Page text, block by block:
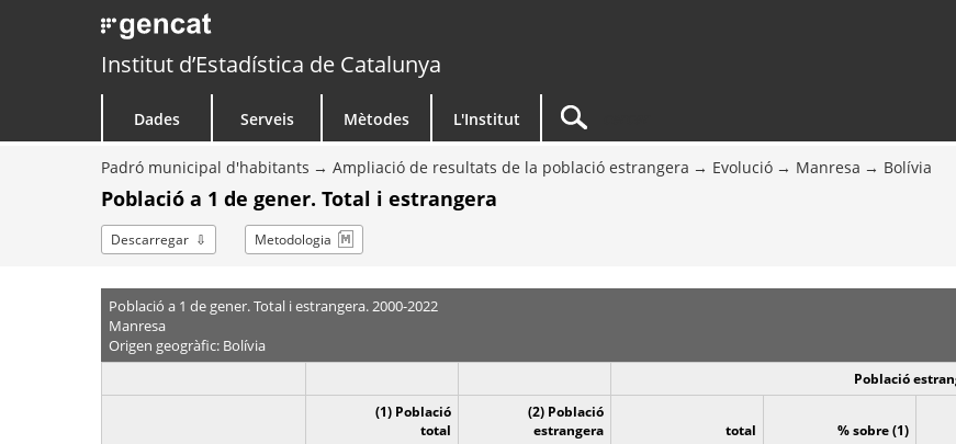
Institut d’Estadística de Catalunya
Dades Serveis Mètodes L'Institut
Padró municipal d'habitants Ampliació de resultats de la població estrangera Evolució Manresa Bolívia
Població a 1 de gener. Total i estrangera
Descarregar Metodologia
Població a 1 de gener. Total i estrangera. 2000-2022
Manresa
Origen geogràfic: Bolívia
Població
(1) Població
total
(2) Població
estrangera
total % sobre (1)